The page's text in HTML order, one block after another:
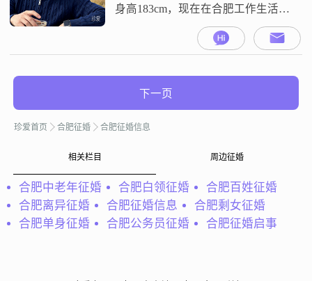
身高183cm，现在在合肥工作生活
##3002##我的月收入在12001到
20000元之间，学历是中专##3002##
性格方面，我是一个稳重可靠的
格外向健谈，和大家相处起来比较
强，对待
下一页
珍爱首页 合肥征婚 合肥征婚信息
相关栏目 周边征婚
合肥中老年征婚 合肥白领征婚
合肥百姓征婚
合肥离异征婚
合肥征婚信息
合肥剩女征婚
合肥单身征婚
合肥公务员征婚 合肥征婚启事